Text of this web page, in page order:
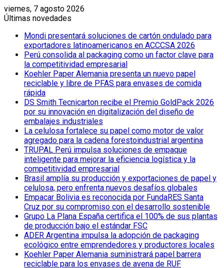
viernes, 7 agosto 2026
Últimas novedades
Mondi presentará soluciones de cartón ondulado para
exportadores latinoamericanos en ACCCSA 2026
Perú consolida al packaging como un factor clave para
la competitividad empresarial
Koehler Paper Alemania presenta un nuevo papel
reciclable y libre de PFAS para envases de comida
rápida
DS Smith Tecnicarton recibe el Premio GoldPack 2026
por su innovación en digitalización del diseño de
embalajes industriales
La celulosa fortalece su papel como motor de valor
agregado para la cadena forestoindustrial argentina
TRUPAL Perú impulsa soluciones de empaque
inteligente para mejorar la eficiencia logística y la
competitividad empresarial
Brasil amplía su producción y exportaciones de papel y
celulosa, pero enfrenta nuevos desafíos globales
Empacar Bolivia es reconocida por FundaRES Santa
Cruz por su compromiso con el desarrollo sostenible
Grupo La Plana España certifica el 100% de sus plantas
de producción bajo el estándar FSC
ADER Argentina impulsa la adopción de packaging
ecológico entre emprendedores y productores locales
Koehler Paper Alemania suministrará papel barrera
reciclable para los envases de avena de RUF